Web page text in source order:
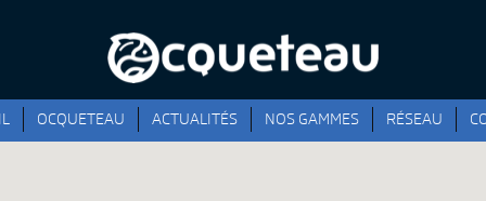
OCQUETEAU ACTUALITÉS NOS GAMMES RÉSEAU